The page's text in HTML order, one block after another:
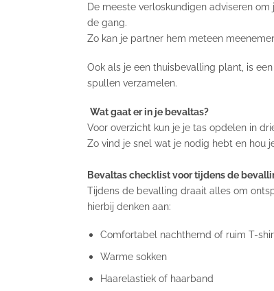
De meeste verloskundigen adviseren
de gang.
Zo kan je partner hem meteen
Ook als je een thuisbevalling plant, is
spullen verzamelen.
Wat gaat er in je bevaltas?
Voor overzicht kun je je tas opdelen in
Zo vind je snel wat je nodig hebt en hou
Bevaltas checklist voor tijdens de
Tijdens de bevalling draait alles om
hierbij denken aan:
Comfortabel nachthemd of ruim T-
Warme sokken
Haarelastiek of haarband